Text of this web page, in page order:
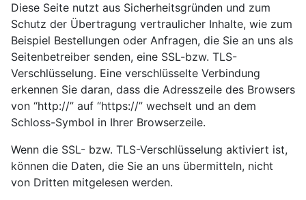
Diese Seite nutzt aus Sicherheitsgründen und zum
Schutz der Übertragung vertraulicher Inhalte, wie zum
Beispiel Bestellungen oder Anfragen, die Sie an uns als
Seitenbetreiber senden, eine SSL-bzw. TLS-
Verschlüsselung. Eine verschlüsselte Verbindung
erkennen Sie daran, dass die Adresszeile des Browsers
von “http://” auf “https://” wechselt und an dem
Schloss-Symbol in Ihrer Browserzeile.
Wenn die SSL- bzw. TLS-Verschlüsselung aktiviert ist,
können die Daten, die Sie an uns übermitteln, nicht
von Dritten mitgelesen werden.